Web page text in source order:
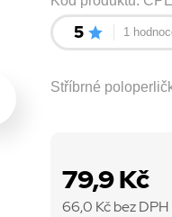
5 1
Stříbrné
79,9 Kč
66,0 Kč bez DPH